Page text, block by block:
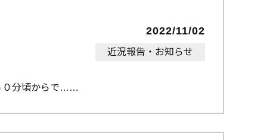
2022/11/02
近況報告・お知らせ
０分頃からで…